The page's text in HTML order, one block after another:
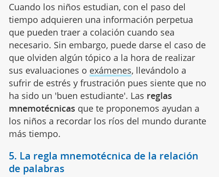
Cuando los niños estudian, con el paso del
tiempo adquieren una información perpetua
que pueden traer a colación cuando sea
necesario. Sin embargo, puede darse el caso de
que olviden algún tópico a la hora de realizar
sus evaluaciones o exámenes, llevándolo a
sufrir de estrés y frustración pues siente que no
ha sido un 'buen estudiante'. Las reglas
mnemotécnicas que te proponemos ayudan a
los niños a recordar los ríos del mundo durante
más tiempo.
5. La regla mnemotécnica de la relación
de palabras